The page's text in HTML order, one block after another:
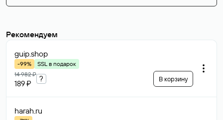
Рекомендуем
guip.shop
-99%
SSL в подарок
14 982 ₽
189 ₽
? В корзину
harah.ru